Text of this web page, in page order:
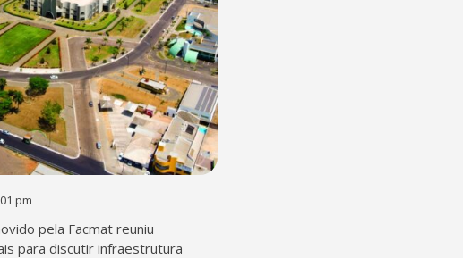
pm
pela Facmat reuniu
para discutir infraestrutura